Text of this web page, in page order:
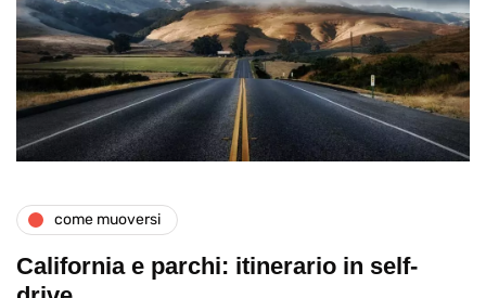
come muoversi
California e parchi: itinerario in self-